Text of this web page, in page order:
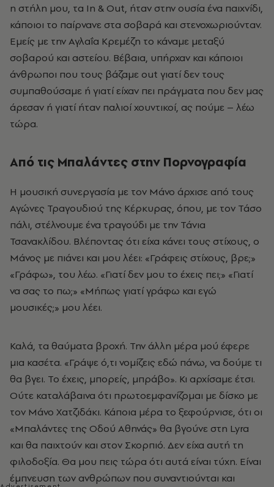
η στήλη μου, τα In & Out, ήταν στην ουσία ένα παιχνίδι,
κάποιοι το παίρνανε στα σοβαρά και στενοχωριούνταν.
Εμείς με την Αγλαΐα Κρεμέζη το κάναμε μεταξύ
σοβαρού και αστείου. Βέβαια, υπήρχαν και κάποιοι
άνθρωποι που τους βάζαμε out γιατί δεν τους
συμπαθούσαμε ή γιατί είχαν πει πράγματα που δεν μας
άρεσαν ή γιατί ήταν παλιοί χουντικοί, ας πούμε – λέω
τώρα.
Από τις Μπαλάντες στην Πορνογραφία
Η μουσική συνεργασία με τον Μάνο άρχισε από τους
Αγώνες Τραγουδιού της Κέρκυρας, όπου, με τον Τάσο
πάλι, στέλνουμε ένα τραγούδι με την Τάνια
Τσανακλίδου. Βλέποντας ότι είχα κάνει τους στίχους, ο
Μάνος με πιάνει και μου λέει: «Γράφεις στίχους, βρε;»
«Γράφω», του λέω. «Γιατί δεν μου το έχεις πει;» «Γιατί
να σας το πω;» «Μήπως γιατί γράφω και εγώ
μουσικές;» μου λέει.
Καλά, τα θαύματα βροχή. Την άλλη μέρα μού έφερε
μια κασέτα. «Γράψε ό,τι νομίζεις εδώ πάνω, να δούμε τι
θα βγει. Το έχεις, μπορείς, μπράβο». Κι αρχίσαμε έτσι.
Ούτε καταλάβαινα ότι πρωτοεμφανίζομαι με δίσκο με
τον Μάνο Χατζιδάκι. Κάποια μέρα το ξεφούρνισε, ότι οι
«Μπαλάντες της Οδού Αθηνάς» θα βγούνε στη Lyra
και θα παιχτούν και στον Σκορπιό. Δεν είχα αυτή τη
φιλοδοξία. Θα μου πεις τώρα ότι αυτά είναι τύχη. Είναι
έμπνευση των ανθρώπων που συναντιούνται και